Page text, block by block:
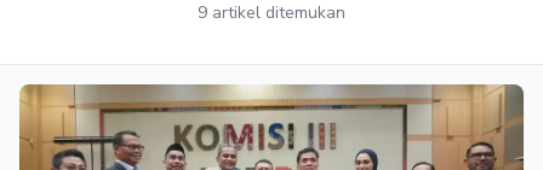
9 artikel ditemukan